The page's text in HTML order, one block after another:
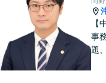
駅
【
事
題